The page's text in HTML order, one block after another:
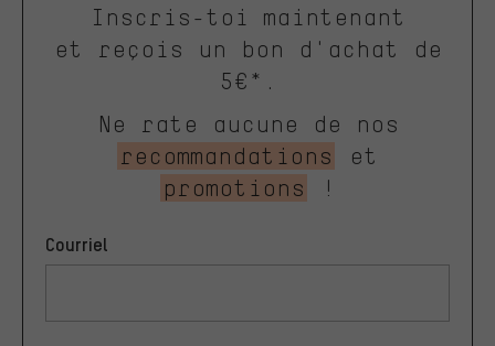
Inscris-toi maintenant
et reçois un bon d'achat de
5€*.
Ne rate aucune de nos
recommandations
et
promotions
!
Courriel